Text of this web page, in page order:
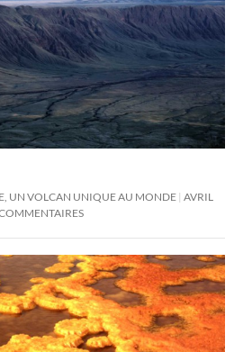
UN VOLCAN UNIQUE AU MONDE AVRIL